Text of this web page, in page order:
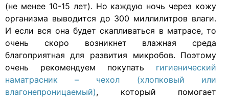
(не менее 10-15 лет). Но каждую ночь через кожу
организма выводится до 300 миллилитров влаги.
И если вся она будет скапливаться в матрасе, то
очень скоро возникнет влажная среда
благоприятная для развития микробов. Поэтому
очень рекомендуем покупать гигиенический
наматрасник – чехол (хлопковый или
влагонепроницаемый), который помогает